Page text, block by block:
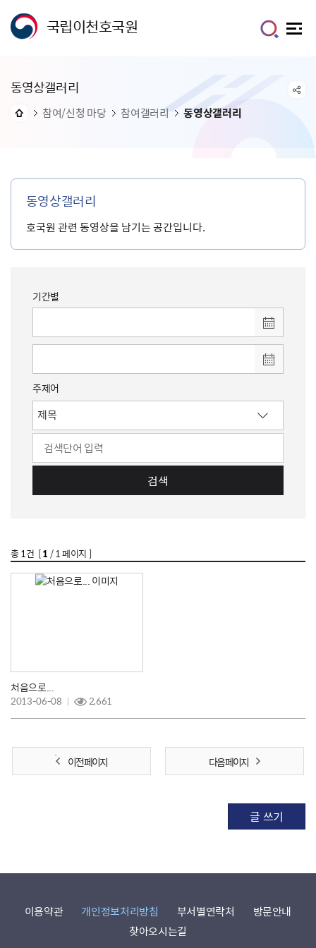
국립이천호국원
동영상갤러리
참여/신청 마당 참여갤러리 동영상갤러리
동영상갤러리
호국원 관련 동영상을 남기는 공간입니다.
기간별
주제어
검색
총1건 [1 / 1 페이지 ]
처음으로...
2013-06-08 2,661
이전 페이지 다음 페이지
글 쓰기
이용약관 개인정보처리방침 부서별연락처
방문안내
찾아오시는길